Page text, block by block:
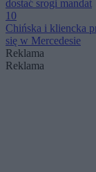
dostać srogi mandat
10
Chińska i kliencka
się w Mercedesie
Reklama
Reklama